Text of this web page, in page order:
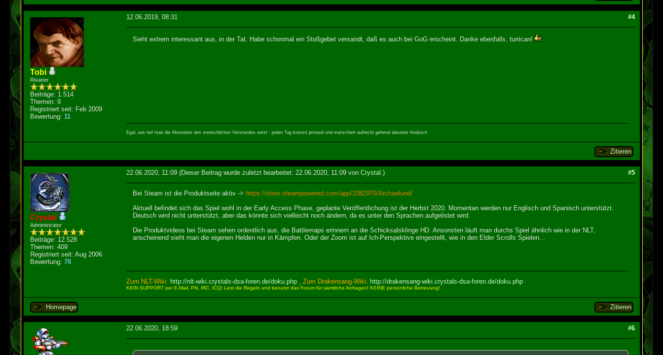
Tobi
Rivaner
Beiträge: 1.514
Themen: 9
Registriert seit: Feb 2009
Bewertung: 11
#4
12.06.2019, 08:31
Sieht extrem interessant aus, in der Tat. Habe schonmal ein Stoßgebet versandt, daß es auch bei GoG erscheint. Danke ebenfalls, turrican!
Egal, wie tief man die Messlatte des menschlichen Verstandes setzt - jeden Tag kommt jemand und marschiert aufrecht gehend darunter hindurch.
Zitieren
Crystal
Administrator
Beiträge: 12.528
Themen: 409
Registriert seit: Aug 2006
Bewertung: 78
#5
22.06.2020, 11:09 (Dieser Beitrag wurde zuletzt bearbeitet: 22.06.2020, 11:09 von Crystal .)
Bei Steam ist die Produktseite aktiv -> https://store.steampowered.com/app/1082970/Archaelund/
Aktuell befindet sich das Spiel wohl in der Early Access Phase, geplante Veröffentlichung ist der Herbst 2020. Momentan werden nur Englisch und Spanisch unterstützt.
Deutsch wird nicht unterstützt, aber das könnte sich vielleicht noch ändern, da es unter den Sprachen aufgelistet wird.
Die Produktvideos bei Steam sehen ordentlich aus, die Battlemaps erinnern an die Schicksalsklinge HD. Ansonsten läuft man durchs Spiel ähnlich wie in der NLT,
anscheinend sieht man die eigenen Helden nur in Kämpfen. Oder der Zoom ist auf Ich-Perspektive eingestellt, wie in den Elder Scrolls Spielen...
Zum NLT-Wiki: http://nlt-wiki.crystals-dsa-foren.de/doku.php , Zum Drakensang-Wiki: http://drakensang-wiki.crystals-dsa-foren.de/doku.php
KEIN SUPPORT per E-Mail, PN, IRC, ICQ! Lest die Regeln und benutzt das Forum für sämtliche Anfragen! KEINE persönliche Betreuung!
Homepage Zitieren
#6
22.06.2020, 18:59